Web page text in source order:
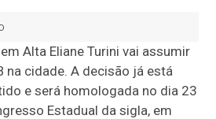
Alta Eliane Turini vai assumir
na cidade. A decisão já está
e será homologada no dia 23
Estadual da sigla, em